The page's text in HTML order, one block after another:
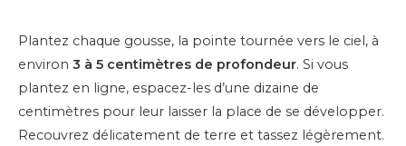
Plantez chaque gousse, la pointe tournée vers le ciel, à
environ 3 à 5 centimètres de profondeur. Si vous
plantez en ligne, espacez-les d’une dizaine de
centimètres pour leur laisser la place de se développer.
Recouvrez délicatement de terre et tassez légèrement.